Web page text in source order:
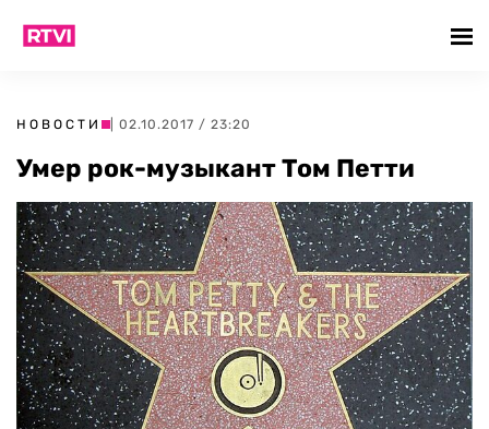
НОВОСТИ | 02.10.2017 / 23:20
Умер рок-музыкант Том Петти